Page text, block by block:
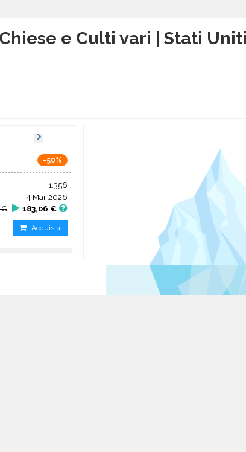
Chiese e Culti vari | Stati
-50%
1.356
4 Mar 2026
€ 183,06 €
Acquista